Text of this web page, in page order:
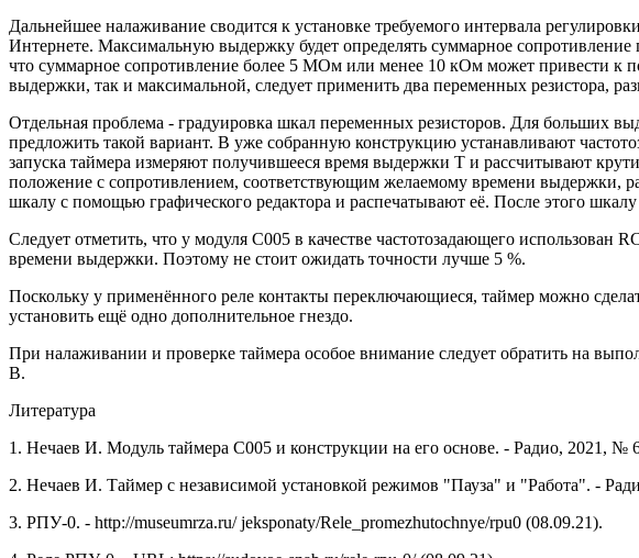
Дальнейшее налаживание сводится к установке требуемого интервала
Интернете. Максимальную выдержку будет определять суммарное
что суммарное сопротивление более 5 МОм или менее 10 кОм может привести к
выдержки, так и максимальной, следует применить два переменных резистора,
Отдельная проблема - градуировка шкал переменных резисторов. Для больших
предложить такой вариант. В уже собранную конструкцию устанавливают
запуска таймера измеряют получившееся время выдержки Т и рассчитывают
положение с сопротивлением, соответствующим желаемому времени выдержки,
шкалу с помощью графического редактора и распечатывают её. После этого
Следует отметить, что у модуля С005 в качестве частотозадающего использован
времени выдержки. Поэтому не стоит ожидать точности лучше 5 %.
Поскольку у применённого реле контакты переключающиеся, таймер можно
установить ещё одно дополнительное гнездо.
При налаживании и проверке таймера особое внимание следует обратить на
В.
Литература
1. Нечаев И. Модуль таймера С005 и конструкции на его основе. - Радио, 2021, №
2. Нечаев И. Таймер с независимой установкой режимов "Пауза" и "Работа". -
3. РПУ-0. - http://museumrza.ru/ jeksponaty/Rele_promezhutochnye/rpu0 (08.09.21).